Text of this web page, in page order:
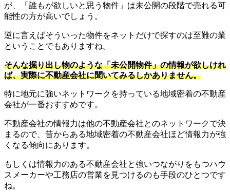
が、「誰もが欲しいと思う物件」は未公開の段階で売れる可
能性の方が高いでしょう。
逆に言えばそういった物件をネットだけで探すのは至難の業
ということでもありますね。
そんな掘り出し物のような「未公開物件」の情報が欲しけれ
ば、実際に不動産会社に聞いてみるしかありません。
特に地元に強いネットワークを持っている地域密着の不動産
会社が一番おすすめです。
不動産会社の情報力は他の不動産会社とのネットワークで決
まるので、昔からある地域密着の不動産会社ほど情報力が強
くなる傾向にあります。
もしくは情報力のある不動産会社と強いつながりをもつハウ
スメーカーや工務店の営業を見つけるのも手段のひとつです
ね。